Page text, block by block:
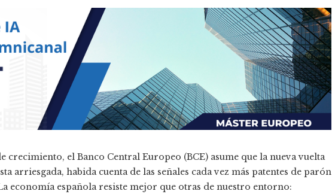
crecimiento, el Banco Central Europeo (BCE) asume que la nueva vuelta
arriesgada, habida cuenta de las señales cada vez más patentes de parón
economía española resiste mejor que otras de nuestro entorno: